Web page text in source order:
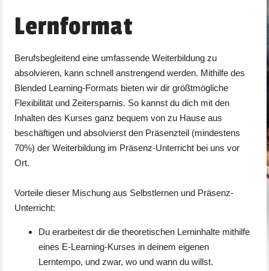
Lernformat
Berufsbegleitend eine umfassende Weiterbildung zu
absolvieren, kann schnell anstrengend werden. Mithilfe des
Blended Learning-Formats bieten wir dir größtmögliche
Flexibilität und Zeitersparnis. So kannst du dich mit den
Inhalten des Kurses ganz bequem von zu Hause aus
beschäftigen und absolvierst den Präsenzteil (mindestens
70%) der Weiterbildung im Präsenz-Unterricht bei uns vor
Ort.
Vorteile dieser Mischung aus Selbstlernen und Präsenz-
Unterricht:
Du erarbeitest dir die theoretischen Lerninhalte mithilfe
eines E-Learning-Kurses in deinem eigenen
Lerntempo, und zwar, wo und wann du willst.